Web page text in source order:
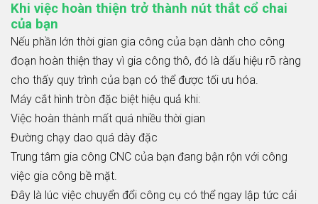
Khi việc hoàn thiện trở thành nút thắt cổ chai
của bạn
Nếu phần lớn thời gian gia công của bạn dành cho công
đoạn hoàn thiện thay vì gia công thô, đó là dấu hiệu rõ ràng
cho thấy quy trình của bạn có thể được tối ưu hóa.
Máy cắt hình tròn đặc biệt hiệu quả khi:
Việc hoàn thành mất quá nhiều thời gian
Đường chạy dao quá dày đặc
Trung tâm gia công CNC của bạn đang bận rộn với công
việc gia công bề mặt.
Đây là lúc việc chuyển đổi công cụ có thể ngay lập tức cải